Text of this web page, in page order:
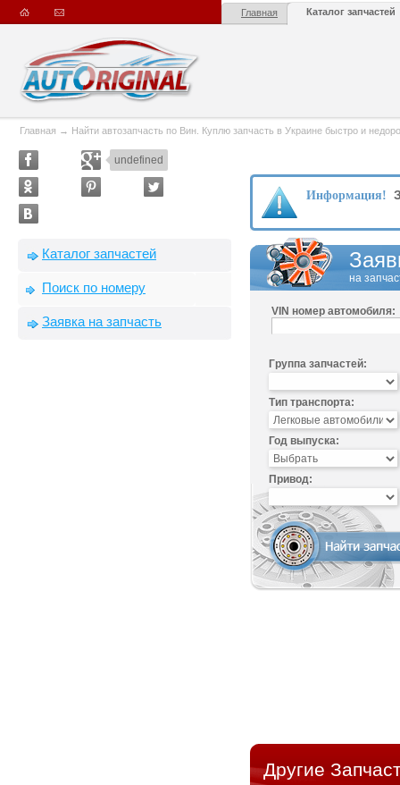
Главная Каталог запчастей
Главная → Найти автозапчасть по Вин. Куплю запчасть в Украине быстро и
undefined
Каталог запчастей
Поиск по номеру
Заявка на запчасть
Информация!
на
VIN номер автомобиля:
Группа запчастей:
Тип транспорта:
Год выпуска:
Привод:
Другие